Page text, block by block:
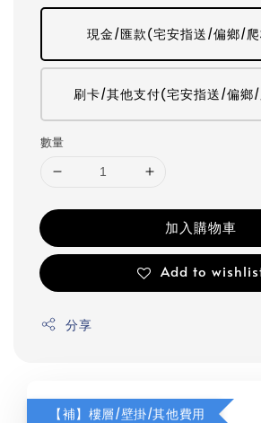
現金/匯款(宅安指送/偏鄉/
刷卡/其他支付(宅安指送/偏鄉
數量
加入購物車
Add to
分享
【補】樓層/壁掛/其他費用